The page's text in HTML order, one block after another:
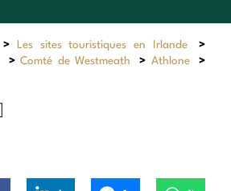
> Les sites touristiques en Irlande
>
>Comté de Westmeath > Athlone
>